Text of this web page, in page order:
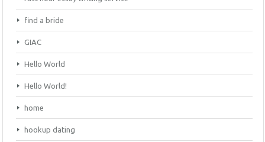
find a bride
GIAC
Hello World
Hello World!
home
hookup dating